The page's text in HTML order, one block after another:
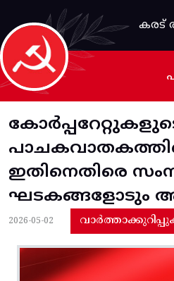
Skip to main content
കരട്
ഇതിനെതിരെ
ഘടകങ്ങളോടും
2026-05-02